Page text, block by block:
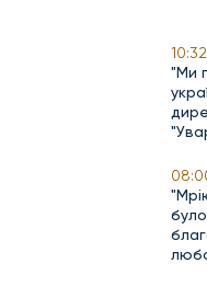
10:32
"Ми